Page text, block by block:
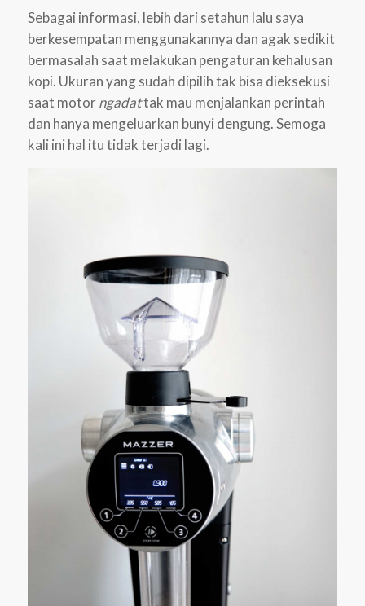
Sebagai informasi, lebih dari setahun lalu saya
berkesempatan menggunakannya dan agak sedikit
bermasalah saat melakukan pengaturan kehalusan
kopi. Ukuran yang sudah dipilih tak bisa dieksekusi
saat motorngadattak mau menjalankan perintah
dan hanya mengeluarkan bunyi dengung. Semoga
kali ini hal itu tidak terjadi lagi.